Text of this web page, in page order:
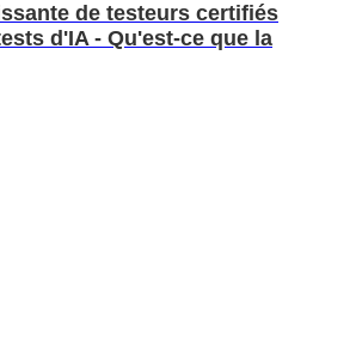
de testeurs certifiés
d'IA - Qu'est-ce que la